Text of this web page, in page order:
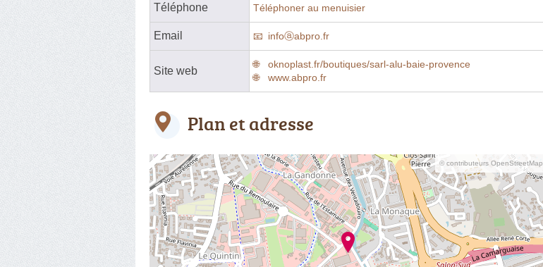
Téléphone Téléphoner au menuisier
Email infoⓐabpro.fr
Site web
oknoplast.fr/boutiques/sarl-alu-baie-provence
www.abpro.fr
Plan et adresse
© contributeurs OpenStreetMap